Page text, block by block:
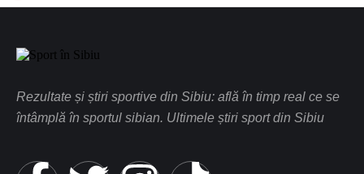
Rezultate și știri sportive din Sibiu: află în timp real ce se
întâmplă în sportul sibian. Ultimele știri sport din Sibiu